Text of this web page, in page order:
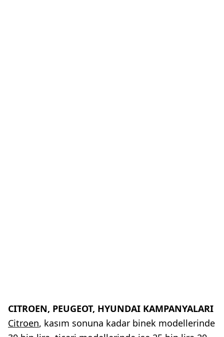
CITROEN, PEUGEOT, HYUNDAI KAMPANYALARI
Citroen, kasım sonuna kadar binek modellerinde